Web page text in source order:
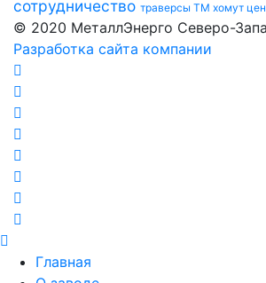
сотрудничество траверсы ТМ хомут
© 2020 МеталлЭнерго Северо-
Разработка сайта компании
Главная